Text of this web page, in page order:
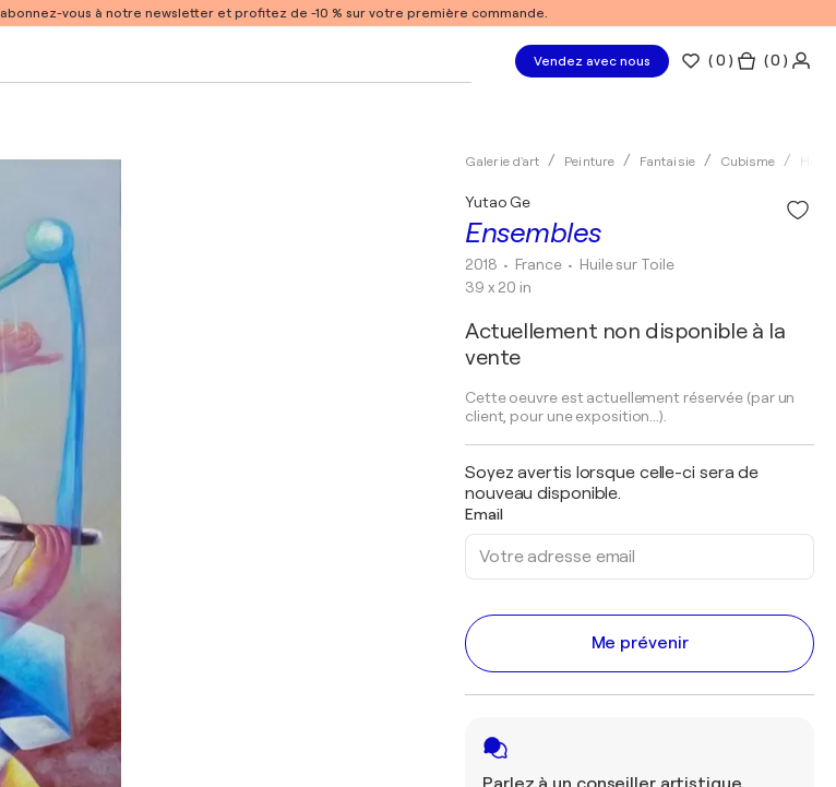
abonnez-vous à notre newsletter et profitez de -10 % sur votre première commande.
Vendez avec nous (0 ) ( 0 )
Galerie d'art Peinture Fantaisie Cubisme Huile
Ensembles
Yutao Ge
2018 • France • Huile sur Toile
39 x 20 in
Actuellement non disponible à la
vente
Cette oeuvre est actuellement réservée (par un
client, pour une exposition...).
Soyez avertis lorsque celle-ci sera de
nouveau disponible.
Email
Me prévenir